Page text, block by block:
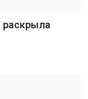
раскрыла